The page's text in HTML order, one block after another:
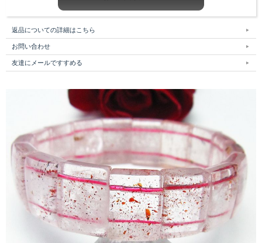
返品についての詳細はこちら
お問い合わせ
友達にメールですすめる